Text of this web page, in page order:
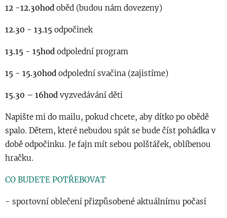
12 -12.30hod oběd (budou nám dovezeny)
12.30 - 13.15 odpočinek
13.15 - 15hod odpolední program
15 - 15.30hod odpolední svačina (zajistíme)
15.30 – 16hod vyzvedávání děti
Napište mi do mailu, pokud chcete, aby dítko po obědě
spalo. Dětem, které nebudou spát se bude číst pohádka v
době odpočinku. Je fajn mít sebou polštářek, oblíbenou
hračku.
CO BUDETE POTŘEBOVAT
- sportovní oblečení přizpůsobené aktuálnímu počasí